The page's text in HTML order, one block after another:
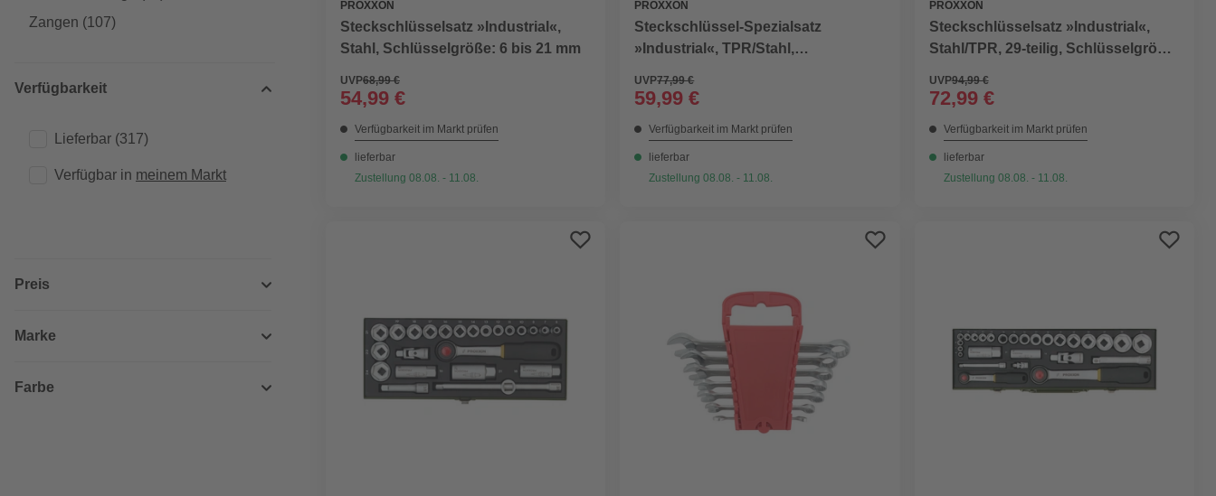
Zangen (107)
Verfügbarkeit
Lieferbar (317)
Verfügbar in meinem Markt
Preis
Marke
Farbe
PROXXON
Steckschlüsselsatz »Industrial«,
Stahl, Schlüsselgröße: 6 bis 21 mm
UVP68,99 €
54,99 €
Verfügbarkeit im Markt prüfen
lieferbar
Zustellung 08.08. - 11.08.
PROXXON
Steckschlüssel-Spezialsatz
»Industrial«, TPR/Stahl,
UVP77,99 €
59,99 €
Verfügbarkeit im Markt prüfen
lieferbar
Zustellung 08.08. - 11.08.
PROXXON
Steckschlüsselsatz »Industrial«,
Stahl/TPR, 29-teilig, Schlüsselgröße:
UVP94,99 €
72,99 €
Verfügbarkeit im Markt prüfen
lieferbar
Zustellung 08.08. - 11.08.